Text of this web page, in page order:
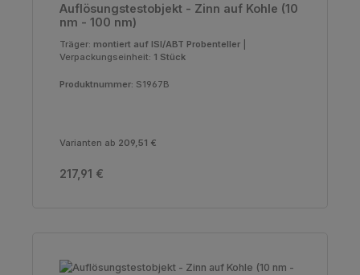
Auflösungstestobjekt - Zinn auf Kohle (10
nm - 100 nm)
Träger: montiert auf ISI/ABT Probenteller
Verpackungseinheit: 1 Stück
Produktnummer: S1967B
Varianten ab 209,51 €
Regulärer Preis:
217,91 €